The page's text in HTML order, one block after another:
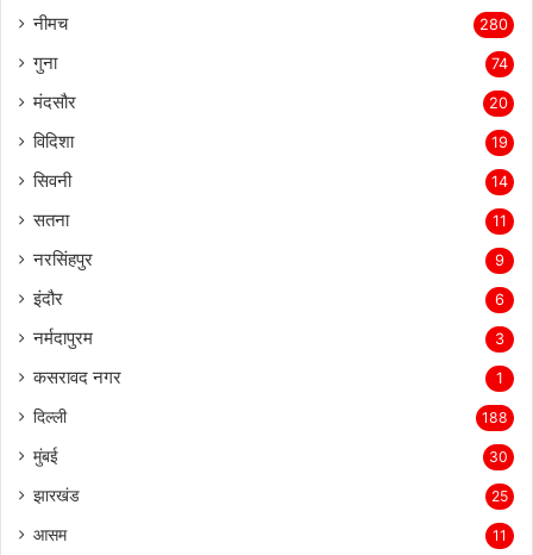
नीमच 280
गुना 74
मंदसौर 20
विदिशा 19
सिवनी 14
सतना 11
नरसिंहपुर 9
इंदौर 6
नर्मदापुरम 3
कसरावद नगर 1
दिल्ली 188
मुंबई 30
झारखंड 25
आसम 11